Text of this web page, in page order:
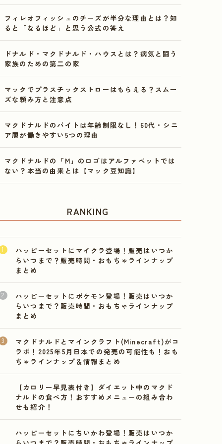
フィレオフィッシュのチーズが半分な理由とは？知
ると「なるほど」と思う公式の答え
ドナルド・マクドナルド・ハウスとは？病気と闘う
家族のための第二の家
マックでプラスチックストローはもらえる？スムー
ズな頼み方と注意点
マクドナルドのバイトは年齢制限なし！60代・シニ
ア層が働きやすい5つの理由
マクドナルドの「M」のロゴはアルファベットでは
ない？本当の由来とは【マック豆知識】
RANKING
ハッピーセットにマイクラ登場！販売はいつか
らいつまで？販売時間・おもちゃラインナップ
まとめ
ハッピーセットにポケモン登場！販売はいつか
らいつまで？販売時間・おもちゃラインナップ
まとめ
マクドナルドとマインクラフト(Minecraft)がコ
ラボ！2025年5月日本での発売の可能性も！おも
ちゃラインナップ＆情報まとめ
【カロリー早見表付き】ダイエット中のマクド
ナルドの食べ方！おすすめメニューの組み合わ
せも紹介！
ハッピーセットにちいかわ登場！販売はいつか